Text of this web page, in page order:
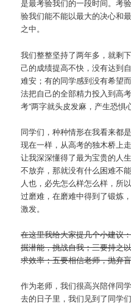
是最考验我们的一段时间。考
验我们能不能以最大的决心和
之中。
我们整整坚持了两年多，就剩
己的成绩提高不快，没有达到
难安；有的同学感到没有希望
法把自己的全部精力投入到高
考”两字就头皮发麻，产生恐惧
同学们，种种情形在我看来都
现在一样，从高考的独木桥上
让我深深懂得了最为宝贵的人
不放弃，那就没有什么困难不
人也，必先怎么样怎么样，所
过磨难，在磨难中得到了锻炼
激发。
在这里我给大家提几个小建议
掘潜能，挑战自我；三要持之
求效率；五要相信老师，抛弃
作为老师，我们很高兴陪伴同
去的日子里，我们见到了同学